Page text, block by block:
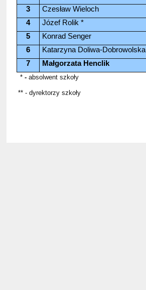
3
Czesław Wieloch
4
Józef Rolik *
5
Konrad Senger
6
Katarzyna Doliwa-Dobrowolska
7
Małgorzata Henclik
*-absolwent szkoły
** - dyrektorzy szkoły